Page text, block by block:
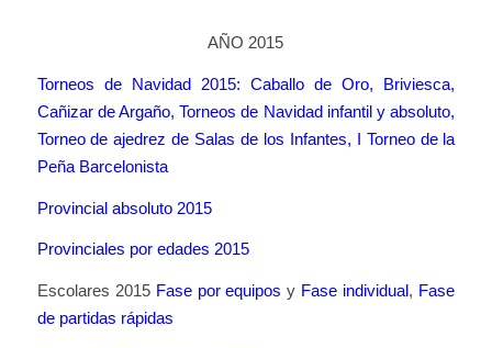
AÑO 2015
Torneos de Navidad 2015: Caballo de Oro, Briviesca,
Cañizar de Argaño, Torneos de Navidad infantil y absoluto,
Torneo de ajedrez de Salas de los Infantes, I Torneo de la
Peña Barcelonista
Provincial absoluto 2015
Provinciales por edades 2015
Escolares 2015 Fase por equipos y Fase individual, Fase
de partidas rápidas